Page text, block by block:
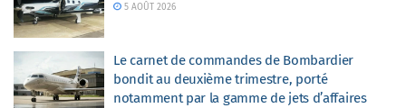
5 AOÛT 2026
Le carnet de commandes de Bombardier
bondit au deuxième trimestre, porté
notamment par la gamme de jets d’affaires